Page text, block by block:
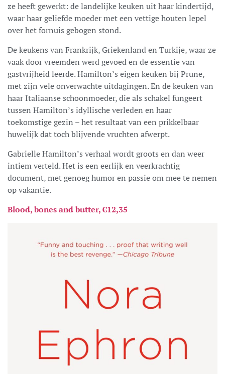
ze heeft gewerkt: de landelijke keuken uit haar kindertijd,
waar haar geliefde moeder met een vettige houten lepel
over het fornuis gebogen stond.
De keukens van Frankrijk, Griekenland en Turkije, waar ze
vaak door vreemden werd gevoed en de essentie van
gastvrijheid leerde. Hamilton’s eigen keuken bij Prune,
met zijn vele onverwachte uitdagingen. En de keuken van
haar Italiaanse schoonmoeder, die als schakel fungeert
tussen Hamilton’s idyllische verleden en haar
toekomstige gezin – het resultaat van een prikkelbaar
huwelijk dat toch blijvende vruchten afwerpt.
Gabrielle Hamilton’s verhaal wordt groots en dan weer
intiem verteld. Het is een eerlijk en veerkrachtig
document, met genoeg humor en passie om mee te nemen
op vakantie.
Blood, bones and butter, €12,35